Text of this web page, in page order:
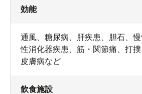
効能
通風、糖尿病、肝疾患、胆石、
性消化器疾患、筋・関節痛、打
皮膚病など
飲食施設